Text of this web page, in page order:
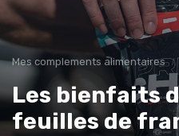
Mes complements alimentaires
Les bienfaits
feuilles de